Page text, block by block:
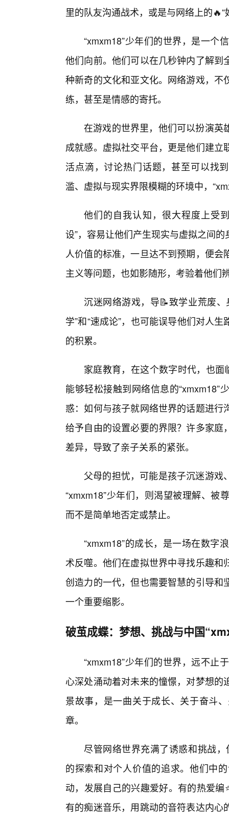
里的队友沟通战术，或是与网络上的
“xmxm18”少年们的世界，是一个
他们向前。他们可以在几秒钟内了解
种新奇的文化和亚文化。网络游戏，
练，甚至是情感的寄托。
在游戏的世界里，他们可以扮演英
成就感。虚拟社交平台，更是他们建
活点滴，讨论热门话题，甚至可以找
滥、虚拟与现实界限模糊的环境中，
他们的自我认知，很大程度上受
设”，容易让他们产生现实与虚拟之间
人价值的标准，一旦达不到预期，便
主义等问题，也如影随形，考验着他们
沉迷网络游戏，导📝致学业荒废
学”和“速成论”，也可能误导他们对人
的积累。
家庭教育，在这个数字时代，也面
能够轻松接触到网络信息的
惑：如何与孩子就网络世界的话题进
给予自由的设置必要的界限？许多家
差异，导致了亲子关系的紧张。
父母的担忧，可能是孩子沉迷游
“xmxm18”少年们，则渴望被理解、被
而不是简单地否定或禁止。
“xmxm18”的成长，是一场在数字
术反噬。他们在虚拟世界中寻找乐趣
创造力的一代，但也需要智慧的引导
一个重要缩影。
破茧成蝶：梦想、挑战与中国
“xmxm18”少年们的世界，远不止
心深处涌动着对未来的憧憬，对梦想
景故事，是一曲关于成长、关于奋斗
章。
尽管网络世界充满了诱惑和挑战
的探索和对个人价值的追求。他们中
动，发展自己的兴趣爱好。有的热爱
有的痴迷音乐，用跳动的音符表达内